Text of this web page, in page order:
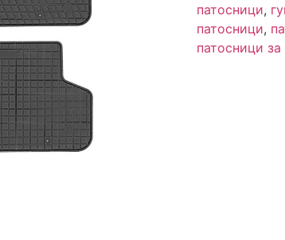
патосници,
патосници,
патосници за